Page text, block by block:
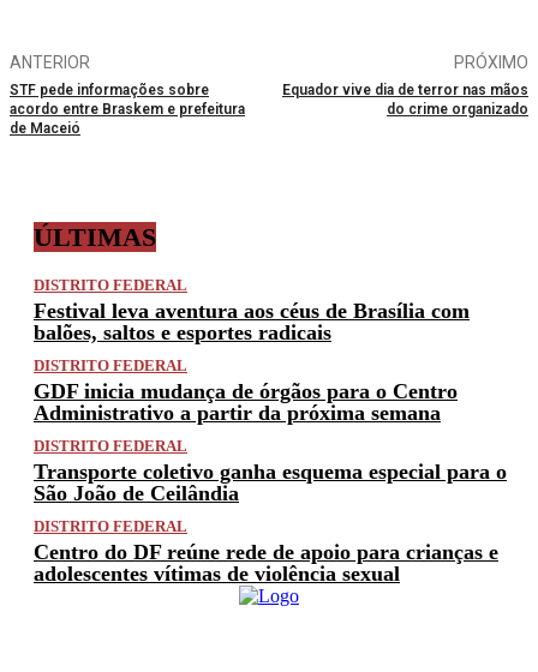
ANTERIOR
STF pede informações sobre
acordo entre Braskem e prefeitura
de Maceió
PRÓXIMO
Equador vive dia de terror nas mãos
do crime organizado
ÚLTIMAS
DISTRITO FEDERAL
Festival leva aventura aos céus de Brasília com
balões, saltos e esportes radicais
DISTRITO FEDERAL
GDF inicia mudança de órgãos para o Centro
Administrativo a partir da próxima semana
DISTRITO FEDERAL
Transporte coletivo ganha esquema especial para o
São João de Ceilândia
DISTRITO FEDERAL
Centro do DF reúne rede de apoio para crianças e
adolescentes vítimas de violência sexual